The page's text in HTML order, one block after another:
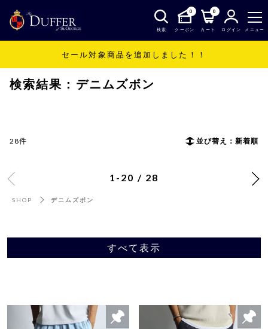
検索
0
クーポン
0
カート ログイン メニュー
セール対象商品を追加しました！！
デニムズボン
検索結果：デニムズボン
28件 並び替え：新着順
1-20 / 28
SHOP デニムズボン
すべて表示